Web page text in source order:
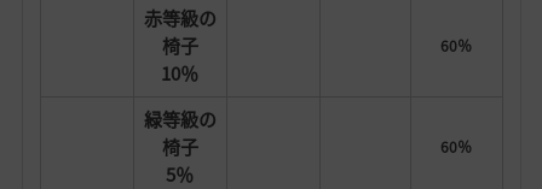
赤等級の
椅子
10％
60％
緑等級の
椅子
5％
60％